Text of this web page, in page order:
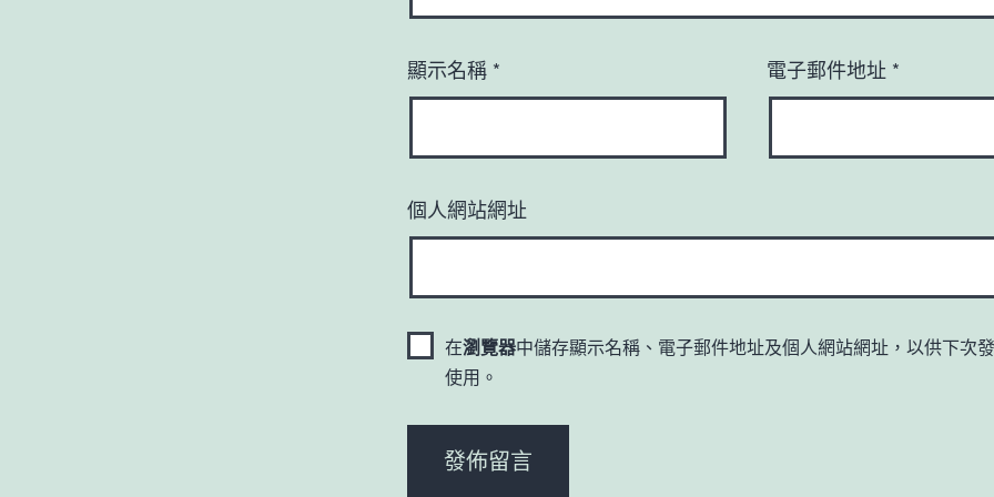
顯示名稱 * 電子郵件地址 *
個人網站網址
在瀏覽器中儲存顯示名稱、電子郵件地址及個人網站網址，以供下次
使用。